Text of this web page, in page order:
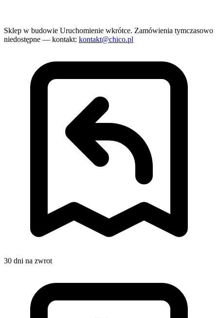
Sklep w budowie Uruchomienie wkrótce. Zamówienia tymczasowo
niedostępne — kontakt: kontakt@chico.pl
30 dni na zwrot